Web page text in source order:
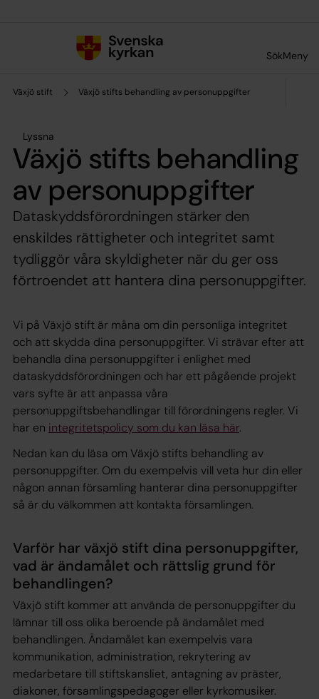
SökMeny
Växjö stift Växjö stifts behandling av personuppgifter
Lyssna
Växjö stifts behandling
av personuppgifter
Dataskyddsförordningen stärker den
enskildes rättigheter och integritet samt
tydliggör våra skyldigheter när du ger oss
förtroendet att hantera dina personuppgifter.
Vi på Växjö stift är måna om din personliga integritet
och att skydda dina personuppgifter. Vi strävar efter att
behandla dina personuppgifter i enlighet med
dataskyddsförordningen och har ett pågående projekt
vars syfte är att anpassa våra
personuppgiftsbehandlingar till förordningens regler. Vi
har en integritetspolicy som du kan läsa här.
Nedan kan du läsa om Växjö stifts behandling av
personuppgifter. Om du exempelvis vill veta hur din eller
någon annan församling hanterar dina personuppgifter
så är du välkommen att kontakta församlingen.
Varför har växjö stift dina personuppgifter,
vad är ändamålet och rättslig grund för
behandlingen?
Växjö stift kommer att använda de personuppgifter du
lämnar till oss olika beroende på ändamålet med
behandlingen. Ändamålet kan exempelvis vara
kommunikation, administration, rekrytering av
medarbetare till stiftskansliet, antagning av präster,
diakoner, församlingspedagoger eller kyrkomusiker.